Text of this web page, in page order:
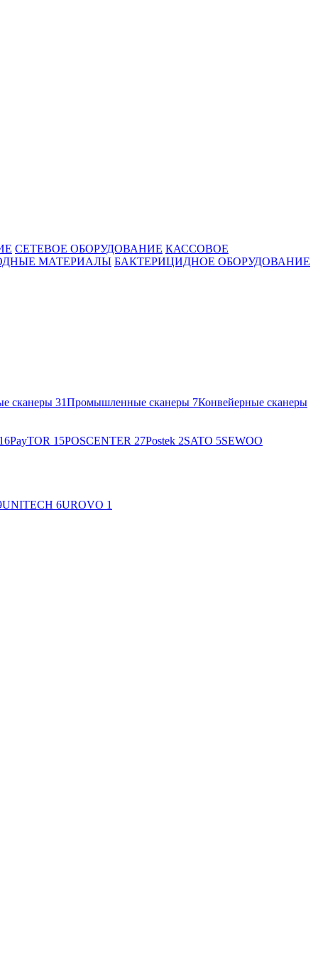
СЕТЕВОЕ ОБОРУДОВАНИЕ КАССОВОЕ
МАТЕРИАЛЫ БАКТЕРИЦИДНОЕ ОБОРУДОВАНИЕ
сканеры 31Промышленные сканеры 7Конвейерные сканеры
16PayTOR 15POSCENTER 27Postek 2SATO 5SEWOO
UNITECH 6UROVO 1